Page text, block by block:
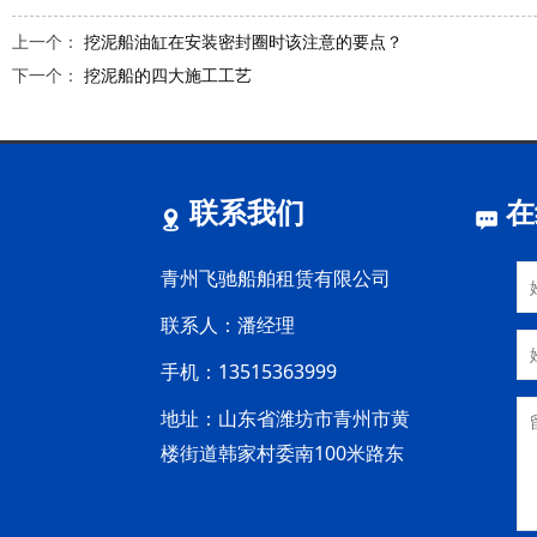
上一个： 挖泥船油缸在安装密封圈时该注意的要点？
下一个： 挖泥船的四大施工工艺
联系我们
青州飞驰船舶租赁有限公司
联系人：潘经理
手机：13515363999
地址：山东省潍坊市青州市黄
楼街道韩家村委南100米路东